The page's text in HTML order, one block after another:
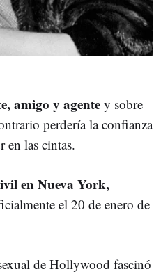
amigo y agente y sobre
perdería la confianza
en las cintas.
en Nueva York,
el 20 de enero de
de Hollywood fascinó